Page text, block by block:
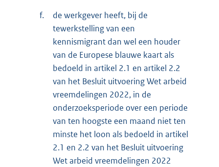
f.
de werkgever heeft, bij de
tewerkstelling van een
kennismigrant dan wel een houder
van de Europese blauwe kaart als
bedoeld in artikel 2.1 en artikel 2.2
van het Besluit uitvoering Wet arbeid
vreemdelingen 2022, in de
onderzoeksperiode over een periode
van ten hoogste een maand niet ten
minste het loon als bedoeld in artikel
2.1 en 2.2 van het Besluit uitvoering
Wet arbeid vreemdelingen 2022